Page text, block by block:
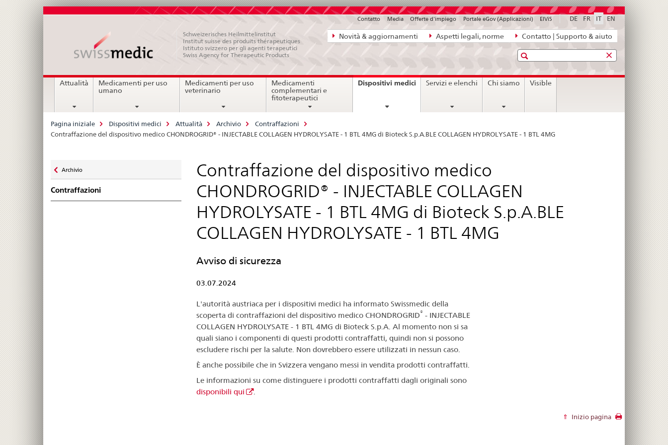
Navigazione
diretta:
aspetti
Novità & aggiornamenti Aspetti legali, norme Contatto | Supporto & aiuto
DE FR IT EN
Contatto Media Offerte d'impiego Portale eGov (Applicazioni) ElViS
Schweizerisches Heilmittelinstitut
Institut suisse des produits thérapeutiques
Istituto svizzero per gli agenti terapeutici
Swiss Agency for Therapeutic Products
Ricerca
Navigation
Attualità
Medicamenti per uso
umano
Medicamenti per uso
veterinario
Medicamenti
complementari e
fitoterapeutici
Dispositivi medici current
Servizi e elenchi Chi siamo Visible
Breadcrumb
Pagina iniziale Dispositivi medici Attualità Archivio
Contraffazioni
Contraffazione del dispositivo medico CHONDROGRID® - INJECTABLE COLLAGEN HYDROLYSATE - 1 BTL 4MG di Bioteck S.p.A.BLE COLLAGEN HYDROLYSATE - 1 BTL 4MG
zu
Archivio
Contraffazioni
Contraffazione del dispositivo medico
CHONDROGRID® - INJECTABLE COLLAGEN
HYDROLYSATE - 1 BTL 4MG di Bioteck S.p.A.BLE
COLLAGEN HYDROLYSATE - 1 BTL 4MG
Avviso di sicurezza
03.07.2024
L'autorità austriaca per i dispositivi medici ha informato Swissmedic della
scoperta di contraffazioni del dispositivo medico CHONDROGRID® - INJECTABLE
COLLAGEN HYDROLYSATE - 1 BTL 4MG di Bioteck S.p.A. Al momento non si sa
quali siano i componenti di questi prodotti contraffatti, quindi non si possono
escludere rischi per la salute. Non dovrebbero essere utilizzati in nessun caso.
È anche possibile che in Svizzera vengano messi in vendita prodotti contraffatti.
Le informazioni su come distinguere i prodotti contraffatti dagli originali sono
disponibili qui
.
Inizio pagina